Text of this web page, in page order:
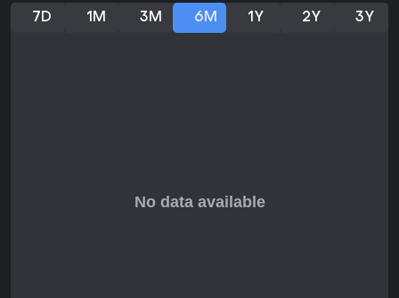
7D 1M 3M 6M 1Y 2Y 3Y